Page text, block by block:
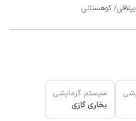
کوهستانی
سیستم گرمایشی
بخاری گازی